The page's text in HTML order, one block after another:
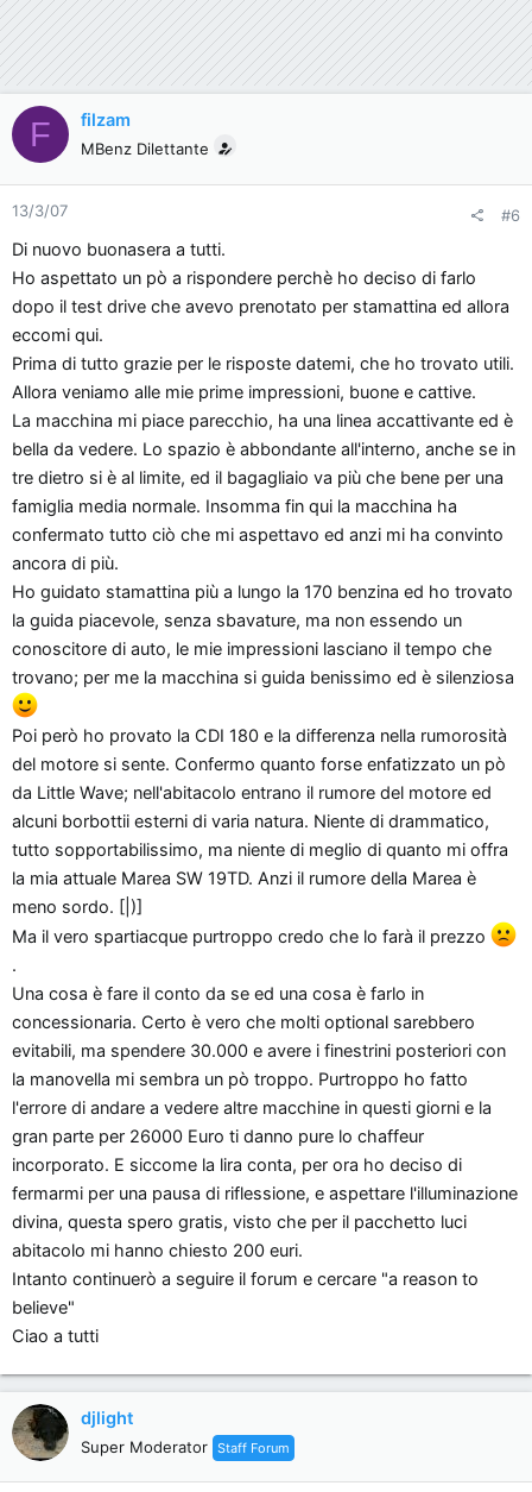
F filzam
MBenz Dilettante
13/3/07 #6
Di nuovo buonasera a tutti.
Ho aspettato un pò a rispondere perchè ho deciso di farlo
dopo il test drive che avevo prenotato per stamattina ed allora
eccomi qui.
Prima di tutto grazie per le risposte datemi, che ho trovato utili.
Allora veniamo alle mie prime impressioni, buone e cattive.
La macchina mi piace parecchio, ha una linea accattivante ed è
bella da vedere. Lo spazio è abbondante all'interno, anche se in
tre dietro si è al limite, ed il bagagliaio va più che bene per una
famiglia media normale. Insomma fin qui la macchina ha
confermato tutto ciò che mi aspettavo ed anzi mi ha convinto
ancora di più.
Ho guidato stamattina più a lungo la 170 benzina ed ho trovato
la guida piacevole, senza sbavature, ma non essendo un
conoscitore di auto, le mie impressioni lasciano il tempo che
trovano; per me la macchina si guida benissimo ed è silenziosa
Poi però ho provato la CDI 180 e la differenza nella rumorosità
del motore si sente. Confermo quanto forse enfatizzato un pò
da Little Wave; nell'abitacolo entrano il rumore del motore ed
alcuni borbottii esterni di varia natura. Niente di drammatico,
tutto sopportabilissimo, ma niente di meglio di quanto mi offra
la mia attuale Marea SW 19TD. Anzi il rumore della Marea è
meno sordo. [|)]
Ma il vero spartiacque purtroppo credo che lo farà il prezzo
.
Una cosa è fare il conto da se ed una cosa è farlo in
concessionaria. Certo è vero che molti optional sarebbero
evitabili, ma spendere 30.000 e avere i finestrini posteriori con
la manovella mi sembra un pò troppo. Purtroppo ho fatto
l'errore di andare a vedere altre macchine in questi giorni e la
gran parte per 26000 Euro ti danno pure lo chaffeur
incorporato. E siccome la lira conta, per ora ho deciso di
fermarmi per una pausa di riflessione, e aspettare l'illuminazione
divina, questa spero gratis, visto che per il pacchetto luci
abitacolo mi hanno chiesto 200 euri.
Intanto continuerò a seguire il forum e cercare "a reason to
believe"
Ciao a tutti
djlight
Super Moderator Staff Forum